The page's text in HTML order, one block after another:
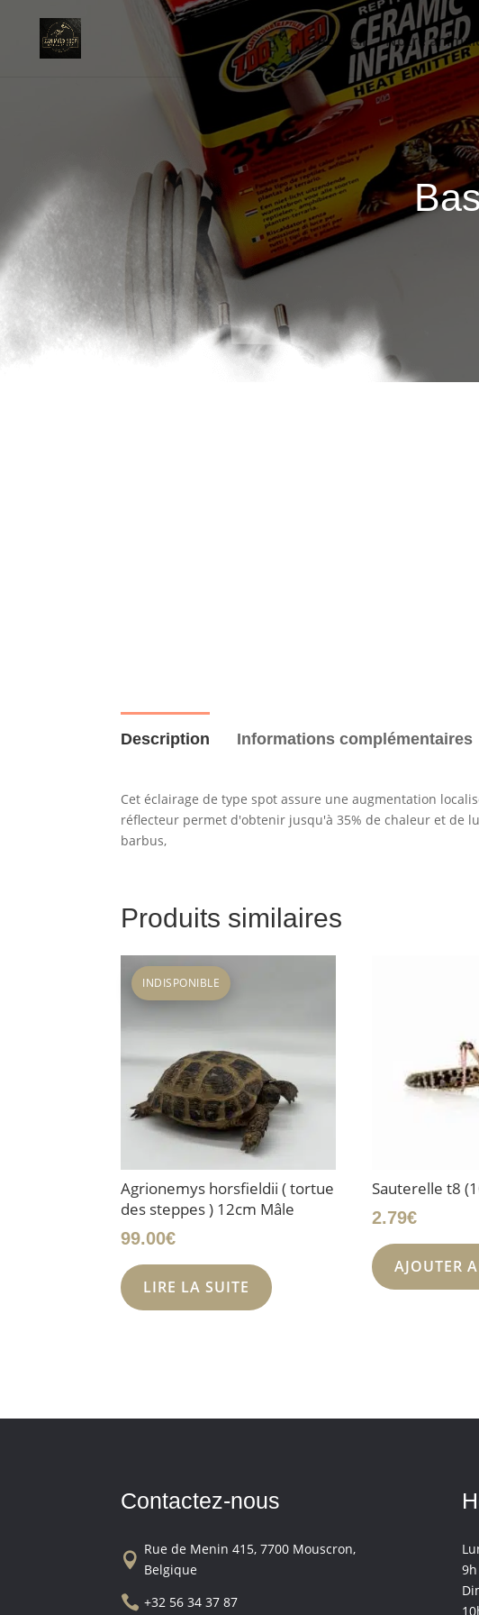
Accueil Notre
Description Informations complémentaires
Cet éclairage de type spot assure une augmentation
réflecteur permet d'obtenir jusqu'à 35% de chaleur et de
barbus,
Produits similaires
Agrionemys horsfieldii ( tortue
des steppes ) 12cm Mâle
99.00€
INDISPONIBLE
LIRE LA SUITE
Sauterelle t8
2.79€
AJOUTER
Contactez-nous

Rue de Menin 415, 7700 Mouscron,
Belgique
 +32 56 34 37 87